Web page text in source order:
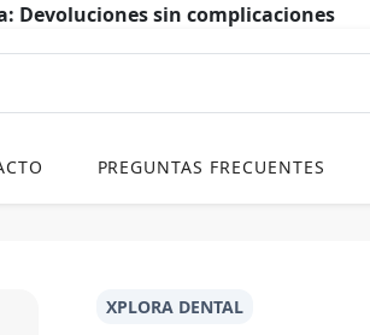
Devoluciones sin complicaciones
PREGUNTAS FRECUENTES
XPLORA DENTAL